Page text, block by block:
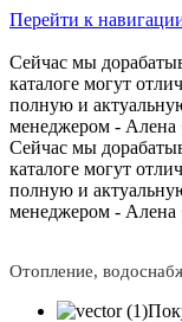
Перейти к
Сейчас мы
каталоге могут
полную и
менеджером - Алена
Сейчас мы
каталоге могут
полную и
менеджером - Алена
Отопление,